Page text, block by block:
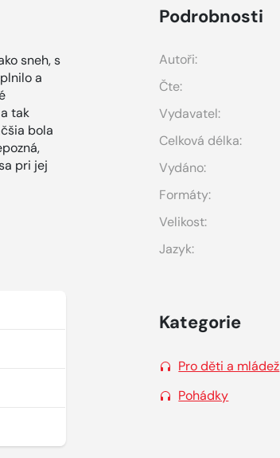
sneh, s
a
tak
bola
pri jej
Podrobnosti
Autoři:
Čte:
Vydavatel:
Celková délka:
Vydáno:
Formáty:
Velikost:
Jazyk:
Kategorie
Pro děti a mládež
Pohádky